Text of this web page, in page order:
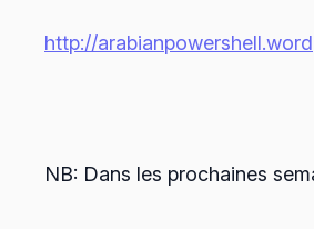
http://
NB: Dans les prochaines